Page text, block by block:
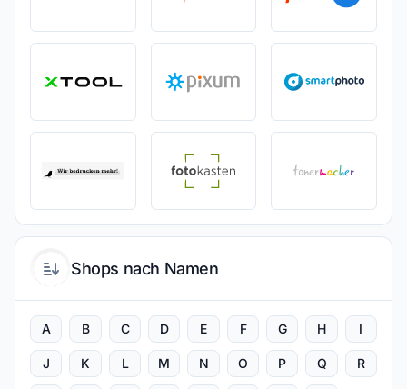
Shops nach Namen
A B C D E F G H I
J K L M N O P Q R